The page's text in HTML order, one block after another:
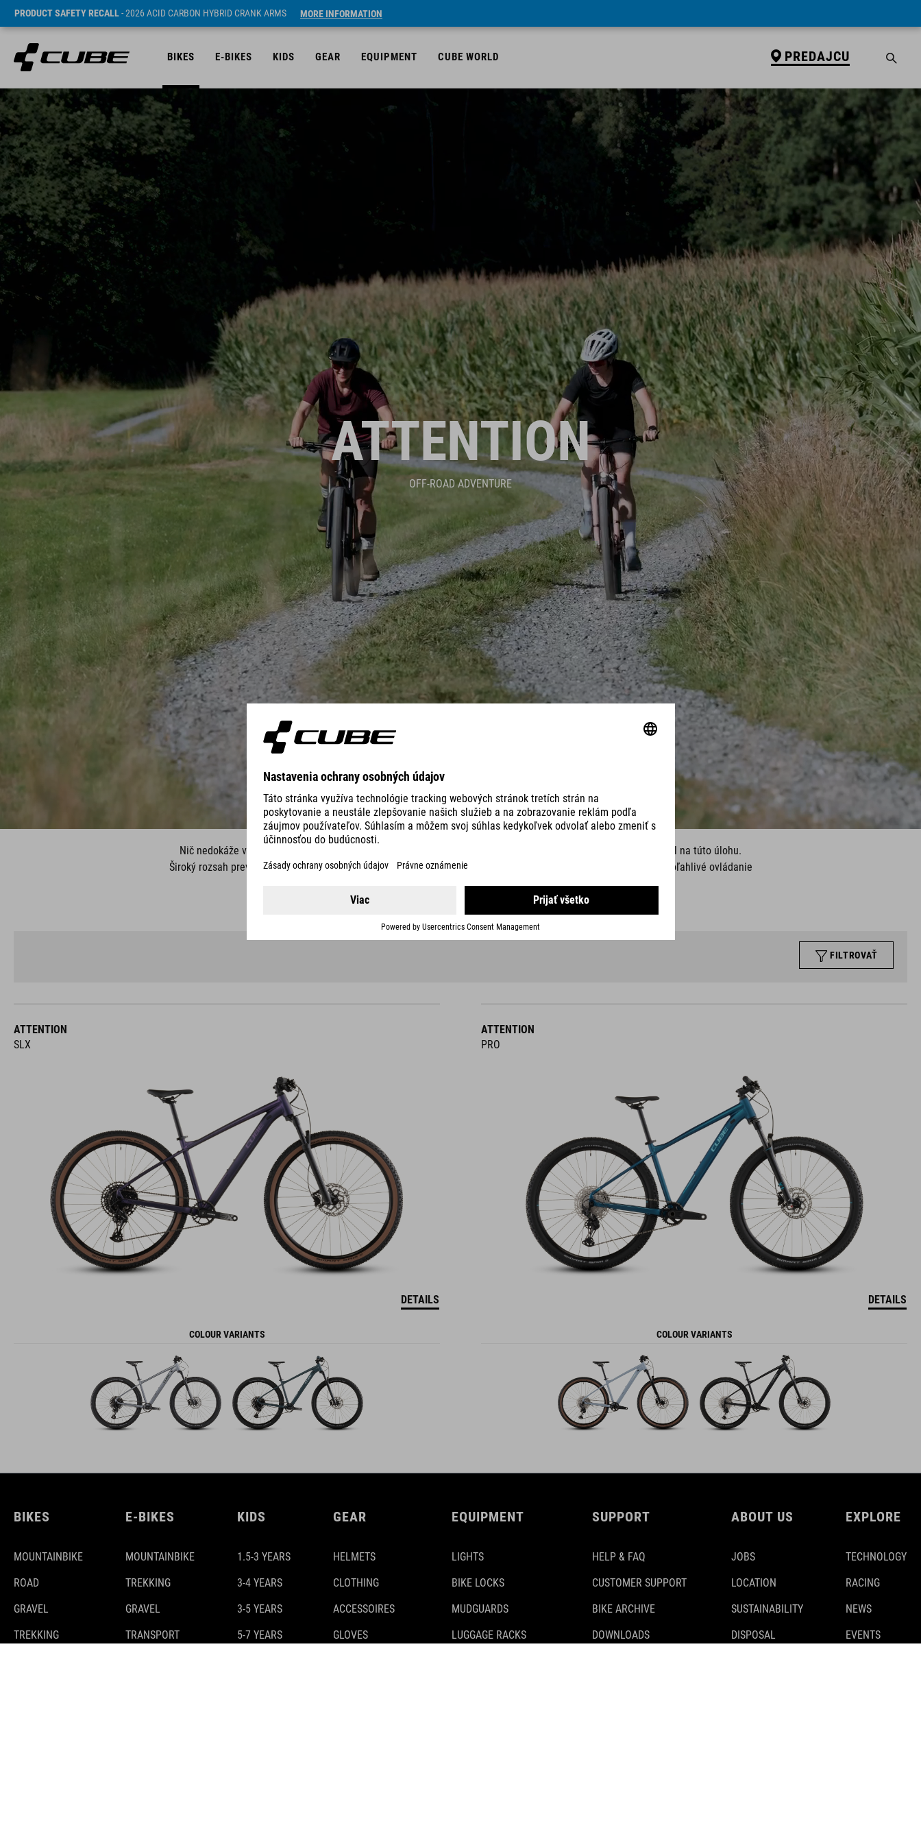
PRODUCT SAFETY RECALL- 2026 ACID CARBON HYBRID CRANK ARMS MORE INFORMATION
BIKES E-BIKES KIDS GEAR EQUIPMENT CUBE WORLD PREDAJCU
ATTENTION
OFF-ROAD ADVENTURE
Nič nedokáže vyčistiť hlavu tak ako dobrodružstvo v neznámom prostredí a my máme presne ten správny bicykel na túto úlohu.
Široký rozsah prevodov, výkonné brzdy a ľahko nastaviteľná odpružená vidlica sú len začiatok. Rozhodujúce sú spoľahlivé ovládanie
a úsmev, ktorý vám vyvolá na tvári zakaždým, keď na ňom budete jazdiť.
FILTROVAŤ
ATTENTION
SLX
DETAILS
COLOUR VARIANTS
ATTENTION
PRO
DETAILS
COLOUR VARIANTS
BIKES
MOUNTAINBIKE
ROAD
GRAVEL
TREKKING
E-BIKES
MOUNTAINBIKE
TREKKING
GRAVEL
TRANSPORT
KIDS
1.5-3 YEARS
3-4 YEARS
3-5 YEARS
5-7 YEARS
GEAR
HELMETS
CLOTHING
ACCESSOIRES
GLOVES
EQUIPMENT
LIGHTS
BIKE LOCKS
MUDGUARDS
LUGGAGE RACKS
SUPPORT
HELP & FAQ
CUSTOMER SUPPORT
BIKE ARCHIVE
DOWNLOADS
ABOUT US
JOBS
LOCATION
SUSTAINABILITY
DISPOSAL
EXPLORE
TECHNOLOGY
RACING
NEWS
EVENTS